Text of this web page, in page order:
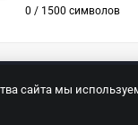
0 / 1500 символов
сайта мы